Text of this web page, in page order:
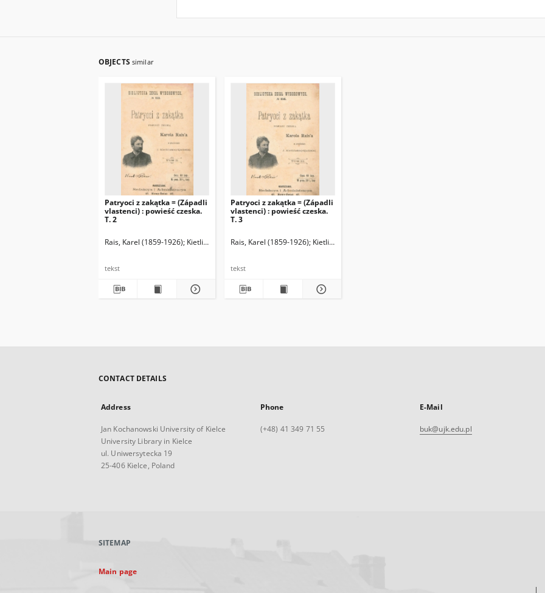
OBJECTS similar
Patryoci z zakątka = (Západli
vlastenci) : powieść czeska.
T. 2
Rais, Karel (1859-1926) Kietlińska-Rudzka, Julia (1877-1927). Tł.
tekst
Patryoci z zakątka = (Západli
vlastenci) : powieść czeska.
T. 3
Rais, Karel (1859-1926) Kietlińska-Rudzka, Julia (1877-1927). Tł.
tekst
CONTACT DETAILS
Address
Jan Kochanowski University of Kielce
University Library in Kielce
ul. Uniwersytecka 19
25-406 Kielce, Poland
Phone
(+48) 41 349 71 55
E-Mail
buk@ujk.edu.pl
SITEMAP
Main page